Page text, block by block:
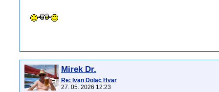
Mirek Dr.
Re: Ivan Dolac Hvar
27. 05. 2026 12:23